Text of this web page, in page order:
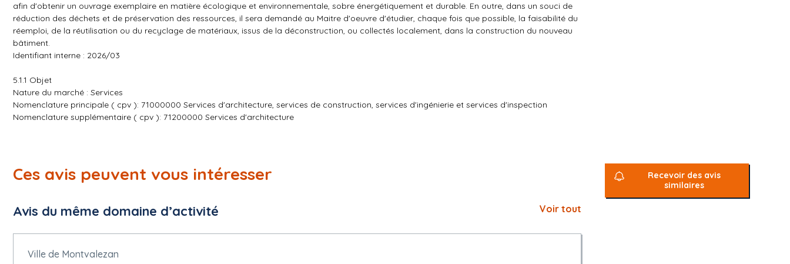
afin d'obtenir un ouvrage exemplaire en matière écologique et environnementale, sobre énergétiquement et durable. En outre, dans un souci de
réduction des déchets et de préservation des ressources, il sera demandé au Maitre d'oeuvre d'étudier, chaque fois que possible, la faisabilité du
réemploi, de la réutilisation ou du recyclage de matériaux, issus de la déconstruction, ou collectés localement, dans la construction du nouveau
bâtiment.
Identifiant interne : 2026/03
5.1.1 Objet
Nature du marché : Services
Nomenclature principale ( cpv ): 71000000 Services d'architecture, services de construction, services d'ingénierie et services d'inspection
Nomenclature supplémentaire ( cpv ): 71200000 Services d'architecture
Pays : France
Informations complémentaires :
Projet de passation de marché non financé par des fonds de l'UE
Aucune forme de groupement n'est imposée. En cas de groupement conjoint, le mandataire devra être solidaire. L'architecte devra être le
Ces avis peuvent vous intéresser
Avis du même domaine d’activité Voir tout
Ville de Montvalezan
Recevoir des avis
similaires